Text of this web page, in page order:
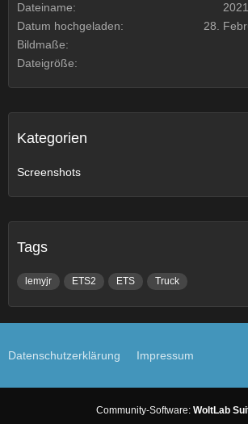
Dateiname
Datum hochgeladen
28.
Bildmaße
Dateigröße
Kategorien
Screenshots
Tags
lemyjr ETS2 ETS Truck
Datenschutzerklärung Impressum
Community-Software: WoltLab